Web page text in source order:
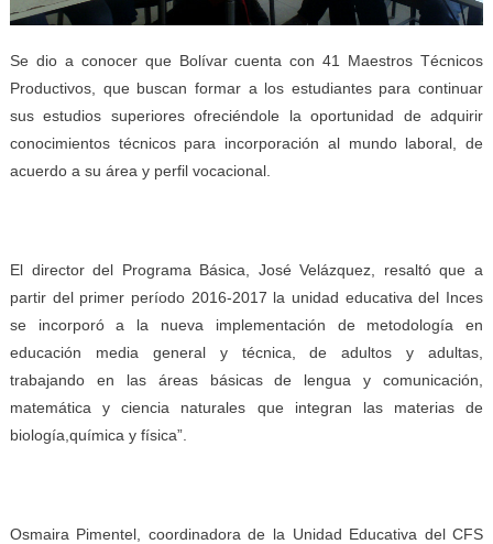
Se dio a conocer que Bolívar cuenta con 41 Maestros Técnicos
Productivos, que buscan formar a los estudiantes para continuar
sus estudios superiores ofreciéndole la oportunidad de adquirir
conocimientos técnicos para incorporación al mundo laboral, de
acuerdo a su área y perfil vocacional.
El director del Programa Básica, José Velázquez, resaltó que a
partir del primer período 2016-2017 la unidad educativa del Inces
se incorporó a la nueva implementación de metodología en
educación media general y técnica, de adultos y adultas,
trabajando en las áreas básicas de lengua y comunicación,
matemática y ciencia naturales que integran las materias de
biología,química y física”.
Osmaira Pimentel, coordinadora de la Unidad Educativa del CFS